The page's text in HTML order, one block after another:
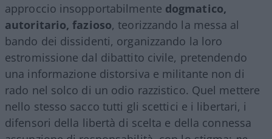
approccio insopportabilmente dogmatico,
autoritario, fazioso, teorizzando la messa al
bando dei dissidenti, organizzando la loro
estromissione dal dibattito civile, pretendendo
una informazione distorsiva e militante non di
rado nel solco di un odio razzistico. Quel mettere
nello stesso sacco tutti gli scettici e i libertari, i
difensori della libertà di scelta e della connessa